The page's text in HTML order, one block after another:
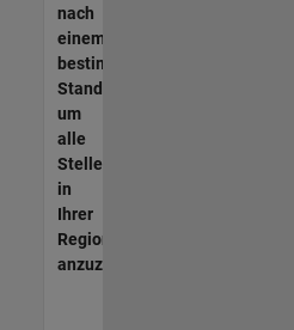
nach
einem
bestimmten
Standort,
um
alle
Stellenangebote
in
Ihrer
Region
anzuzeigen.